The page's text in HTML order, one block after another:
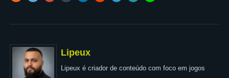
Lipeux
Lipeux é criador de conteúdo com foco em jogos